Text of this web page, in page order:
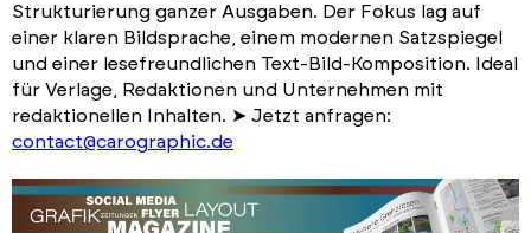
Strukturierung ganzer Ausgaben. Der Fokus lag auf
einer klaren Bildsprache, einem modernen Satzspiegel
und einer lesefreundlichen Text-Bild-Komposition. Ideal
für Verlage, Redaktionen und Unternehmen mit
redaktionellen Inhalten. ➤ Jetzt anfragen:
contact@carographic.de